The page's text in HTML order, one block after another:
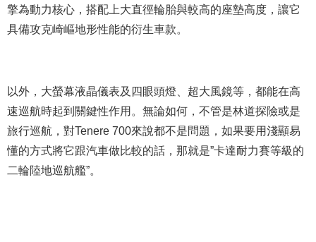
擎為動力核心，搭配上大直徑輪胎與較高的座墊高度，讓它
具備攻克崎嶇地形性能的衍生車款。
以外，大螢幕液晶儀表及四眼頭燈、超大風鏡等，都能在高
速巡航時起到關鍵性作用。無論如何，不管是林道探險或是
旅行巡航，對Tenere 700來說都不是問題，如果要用淺顯易
懂的方式將它跟汽車做比較的話，那就是”卡達耐力賽等級的
二輪陸地巡航艦”。